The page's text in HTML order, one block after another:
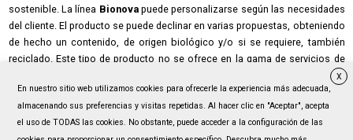
sostenible. La línea Bionova puede personalizarse según las necesidades
del cliente. El producto se puede declinar en varias propuestas, obteniendo
de hecho un contenido, de origen biológico y/o si se requiere, también
reciclado. Este tipo de producto no se ofrece en la gama de servicios de
Hasta la fecha, los tipos de materiales químicos que utilizamos para esta
gama sitúan nuestros productos en la categoría de »Química Verde».
X
En nuestro sitio web utilizamos cookies para ofrecerle la experiencia más adecuada,
almacenando sus preferencias y visitas repetidas. Al hacer clic en "Aceptar", acepta
el uso de TODAS las cookies. No obstante, puede acceder a la configuración de las